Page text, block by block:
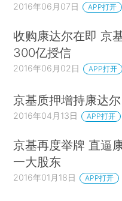
2016年06月07日 APP打开
收购康达尔在即 京
300亿授信
2016年06月02日 APP打开
京基质押增持康达
2016年04月13日 APP打开
京基再度举牌 直逼
一大股东
2016年01月18日 APP打开